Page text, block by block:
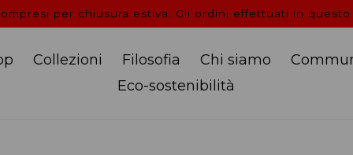
per chiusura estiva. Gli ordini effettuati in
Collezioni Filosofia Chi siamo
Eco-sostenibilità